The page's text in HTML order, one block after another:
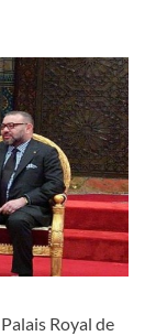
Royal de